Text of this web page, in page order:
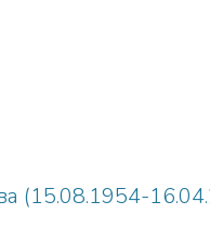
(15.08.1954-